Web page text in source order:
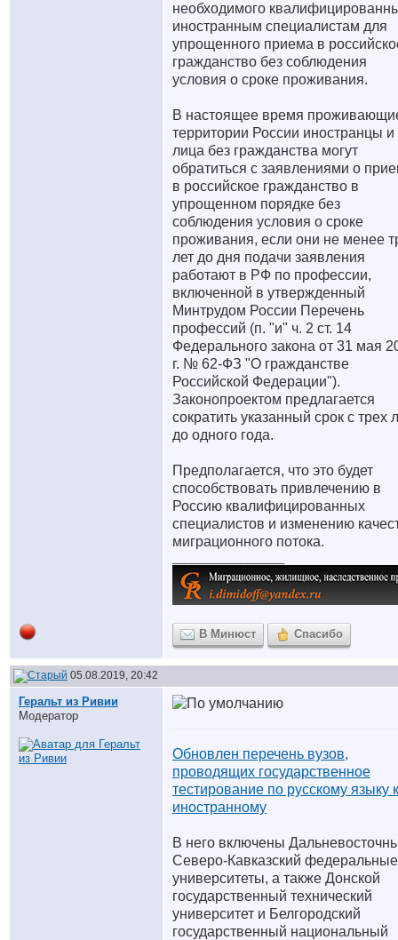
необходимого
иностранным специалистам для
упрощенного приема в
гражданство без соблюдения
условия о сроке проживания.
В настоящее время
территории России иностранцы и
лица без гражданства могут
обратиться с заявлениями о
в российское гражданство в
упрощенном порядке без
соблюдения условия о сроке
проживания, если они не менее
лет до дня подачи заявления
работают в РФ по профессии,
включенной в утвержденный
Минтрудом России Перечень
профессий (п. "и" ч. 2 ст. 14
Федерального закона от 31 мая
г. № 62-ФЗ "О гражданстве
Российской Федерации").
Законопроектом предлагается
сократить указанный срок с трех
до одного года.
Предполагается, что это будет
способствовать привлечению в
Россию квалифицированных
специалистов и изменению
миграционного потока.
В Минюст Спасибо
05.08.2019, 20:42
Геральт из Ривии
Модератор
Обновлен перечень вузов,
проводящих государственное
тестирование по русскому языку
иностранному
В него включены
Северо-Кавказский федеральные
университеты, а также Донской
государственный технический
университет и Белгородский
государственный национальный